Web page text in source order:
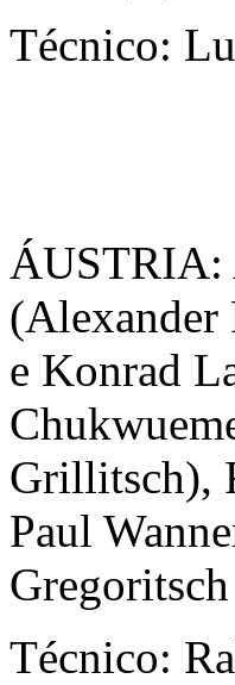
Técnico:
ÁUSTRIA:
(Alexander
e Konrad
Grillitsch),
Paul
Técnico: